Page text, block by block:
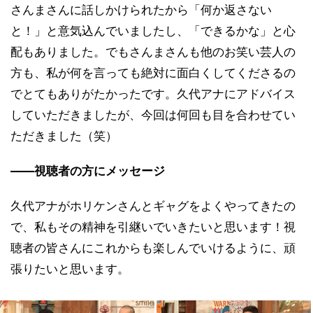
さんまさんに話しかけられたから「何か返さない
と！」と意気込んでいましたし、「できるかな」と心
配もありました。でもさんまさんも他のお笑い芸人の
方も、私が何を言っても絶対に面白くしてくださるの
でとてもありがたかったです。久代アナにアドバイス
していただきましたが、今回は何回も目を合わせてい
ただきました（笑）
――視聴者の方にメッセージ
久代アナがホリケンさんとギャグをよくやってきたの
で、私もその精神を引継いでいきたいと思います！視
聴者の皆さんにこれからも楽しんでいけるように、頑
張りたいと思います。